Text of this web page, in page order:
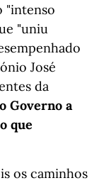
"intenso
"uniu
José
da
Governo a
que
os caminhos